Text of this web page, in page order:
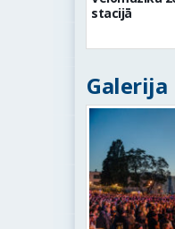
stacijā
Galerija